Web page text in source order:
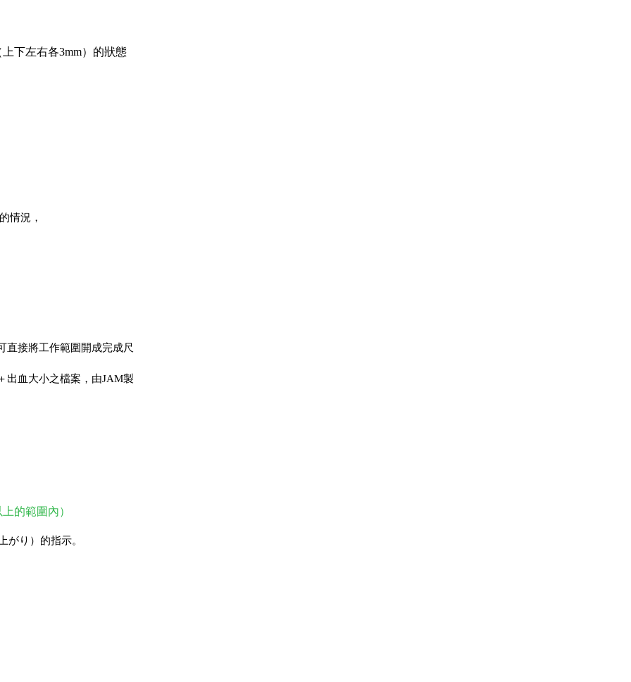
下左右各3mm）的狀態
情況，
直接將工作範圍開成完成尺
出血大小之檔案，由JAM製
的範圍內）
がり）的指示。